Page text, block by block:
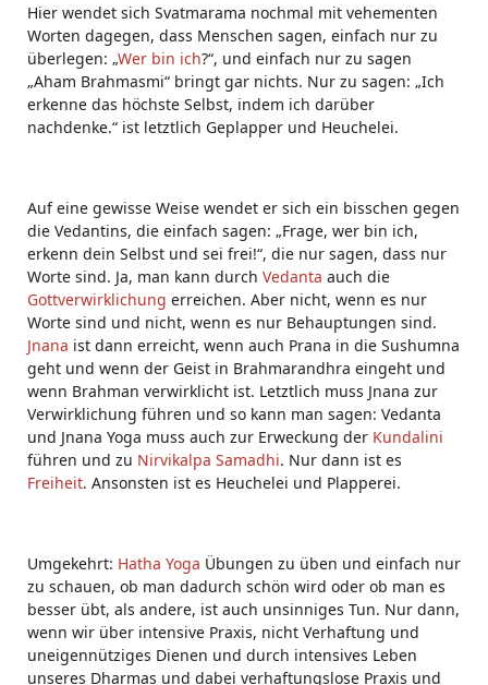
Hier wendet sich Svatmarama nochmal mit vehementen
Worten dagegen, dass Menschen sagen, einfach nur zu
überlegen: „Wer bin ich?“, und einfach nur zu sagen
„Aham Brahmasmi“ bringt gar nichts. Nur zu sagen: „Ich
erkenne das höchste Selbst, indem ich darüber
nachdenke.“ ist letztlich Geplapper und Heuchelei.
Auf eine gewisse Weise wendet er sich ein bisschen gegen
die Vedantins, die einfach sagen: „Frage, wer bin ich,
erkenn dein Selbst und sei frei!“, die nur sagen, dass nur
Worte sind. Ja, man kann durch Vedanta auch die
Gottverwirklichung erreichen. Aber nicht, wenn es nur
Worte sind und nicht, wenn es nur Behauptungen sind.
Jnana ist dann erreicht, wenn auch Prana in die Sushumna
geht und wenn der Geist in Brahmarandhra eingeht und
wenn Brahman verwirklicht ist. Letztlich muss Jnana zur
Verwirklichung führen und so kann man sagen: Vedanta
und Jnana Yoga muss auch zur Erweckung der Kundalini
führen und zu Nirvikalpa Samadhi. Nur dann ist es
Freiheit. Ansonsten ist es Heuchelei und Plapperei.
Umgekehrt: Hatha Yoga Übungen zu üben und einfach nur
zu schauen, ob man dadurch schön wird oder ob man es
besser übt, als andere, ist auch unsinniges Tun. Nur dann,
wenn wir über intensive Praxis, nicht Verhaftung und
uneigennütziges Dienen und durch intensives Leben
unseres Dharmas und dabei verhaftungslose Praxis und